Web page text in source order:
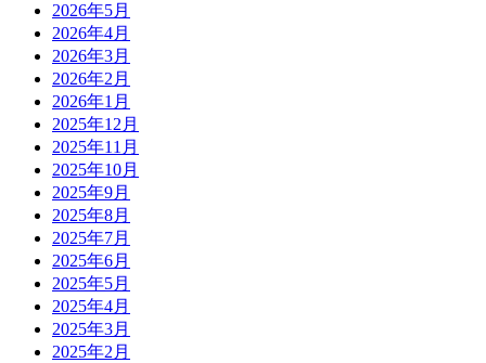
2026年5月
2026年4月
2026年3月
2026年2月
2026年1月
2025年12月
2025年11月
2025年10月
2025年9月
2025年8月
2025年7月
2025年6月
2025年5月
2025年4月
2025年3月
2025年2月